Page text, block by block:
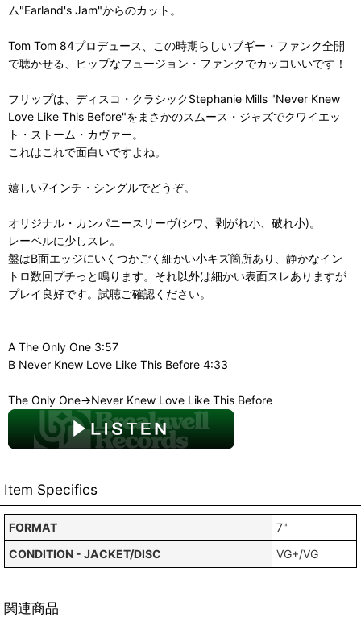
ム"Earland's Jam"からのカット。
Tom Tom 84プロデュース、この時期らしいブギー・ファンク全開
で聴かせる、ヒップなフュージョン・ファンクでカッコいいです！
フリップは、ディスコ・クラシックStephanie Mills "Never Knew
Love Like This Before"をまさかのスムース・ジャズでクワイエッ
ト・ストーム・カヴァー。
これはこれで面白いですよね。
嬉しい7インチ・シングルでどうぞ。
オリジナル・カンパニースリーヴ(シワ、剥がれ小、破れ小)。
レーベルに少しスレ。
盤はB面エッジにいくつかごく細かい小キズ箇所あり、静かなイン
トロ数回プチっと鳴ります。それ以外は細かい表面スレありますが
プレイ良好です。試聴ご確認ください。
A The Only One 3:57
B Never Knew Love Like This Before 4:33
The Only One→Never Knew Love Like This Before
Item Specifics
FORMAT
7"
CONDITION - JACKET/DISC
VG+/VG
関連商品